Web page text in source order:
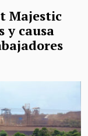
Majestic
y causa